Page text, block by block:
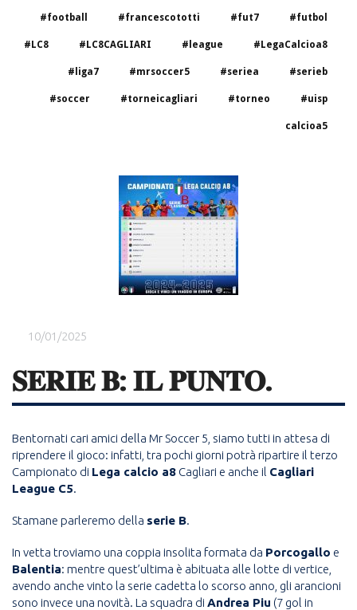
#football #francescototti #fut7 #futbol
#LC8 #LC8CAGLIARI #league #LegaCalcioa8
#liga7 #mrsoccer5 #seriea #serieb
#soccer #torneicagliari #torneo #uisp
calcioa5
10/01/2025
𝐒𝐄𝐑𝐈𝐄 𝐁: 𝐈𝐋 𝐏𝐔𝐍𝐓𝐎.
Bentornati cari amici della Mr Soccer 5, siamo tutti in attesa di
riprendere il gioco: infatti, tra pochi giorni potrà ripartire il terzo
Campionato di Lega calcio a8 Cagliari e anche il Cagliari
League C5.
Stamane parleremo della serie B.
In vetta troviamo una coppia insolita formata da Porcogallo e
Balentia: mentre quest’ultima è abituata alle lotte di vertice,
avendo anche vinto la serie cadetta lo scorso anno, gli arancioni
sono invece una novità. La squadra di Andrea Piu (7 gol in